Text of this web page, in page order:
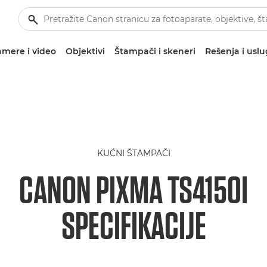
i video Objektivi Štampači i skeneri Rešenja i
KUĆNI ŠTAMPAČI
CANON PIXMA TS4150I
SPECIFIKACIJE